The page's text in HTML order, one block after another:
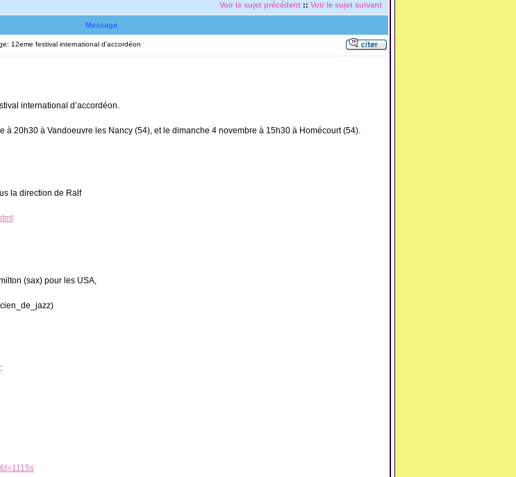
Voir le sujet précédent :: Voir le sujet suivant
Message
12eme festival international d'accordéon
international d’accordéon.
à 20h30 à Vandoeuvre les Nancy (54), et le dimanche 4 novembre à 15h30 à Homécourt (54).
la direction de Ralf
(sax) pour les USA,